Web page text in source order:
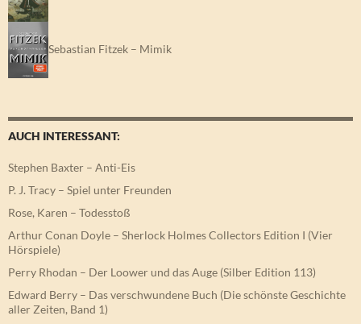
Sebastian Fitzek – Mimik
AUCH INTERESSANT:
Stephen Baxter – Anti-Eis
P. J. Tracy – Spiel unter Freunden
Rose, Karen – Todesstoß
Arthur Conan Doyle – Sherlock Holmes Collectors Edition I (Vier
Hörspiele)
Perry Rhodan – Der Loower und das Auge (Silber Edition 113)
Edward Berry – Das verschwundene Buch (Die schönste Geschichte
aller Zeiten, Band 1)